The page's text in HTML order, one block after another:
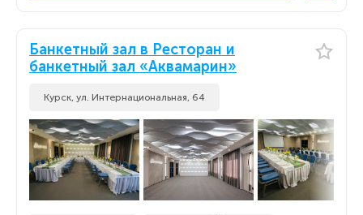
Банкетный зал в Ресторан и
банкетный зал «Аквамарин»
Курск, ул. Интернациональная, 64